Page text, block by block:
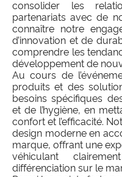
consolider les
partenariats avec de
connaître notre
d’innovation et de
comprendre les
développement de
Au cours de
produits et des
besoins spécifiques
et de l’hygiène, en
confort et l’efficacité.
design moderne en
marque, offrant une
véhiculant
différenciation sur le